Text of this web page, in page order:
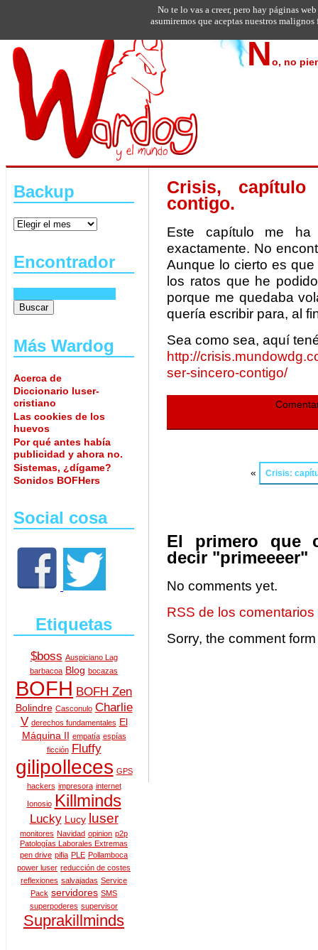
No, no
Backup
Encontrador
Más Wardog
Acerca de
Diccionario luser-
cristiano
Las cookies de los
huevos
Por qué antes había
publicidad y ahora no.
Sistemas, ¿dígame?
Sonidos BOFHers
Social cosa
Etiquetas
$boss Auspiciano Lag
barbacoa Blog bocazas
BOFH BOFH Zen
Bolindre Casconulo Charlie
V derechos fundamentales El
Máquina II empatía espías
ficción
Fluffy
gilipolleces GPS
hackers impresora internet
Ionosio Killminds
Lucky Lucy luser
monitores Navidad opinion p2p
Patologías Laborales Extremas
pen drive pifia PLE Pollamboca
power luser reducción de costes
reflexiones salvajadas Service
Pack servidores SMS
superpoderes supervisor
Suprakillminds
Crisis,
contigo.
Este capítulo me
exactamente. No
Aunque lo cierto es
los ratos que he
porque me quedaba
quería escribir para, al
Sea como sea, aquí
http://
ser-sincero-contigo/
« Crisis:
El primero que
decir "primeeeer"
No comments yet.
RSS de los comentarios
Sorry, the comment
No te lo vas a creer, pero hay páginas
asumiremos que aceptas nuestros